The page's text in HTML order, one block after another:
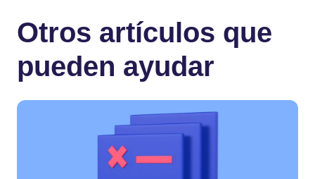
Otros artículos que
pueden ayudar